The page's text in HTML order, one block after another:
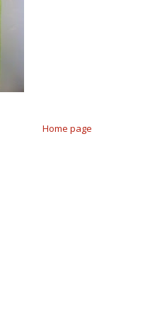
Home page